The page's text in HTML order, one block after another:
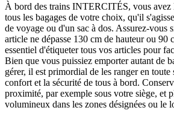
À bord des trains INTERCITÉS, vous avez
tous les bagages de votre choix, qu'il
de voyage ou d'un sac à dos. Assurez-vous
article ne dépasse 130 cm de hauteur ou 90
essentiel d'étiqueter tous vos articles pour
Bien que vous puissiez emporter autant de
gérer, il est primordial de les ranger en toute
confort et la sécurité de tous à bord.
proximité, par exemple sous votre siège, et
volumineux dans les zones désignées ou le